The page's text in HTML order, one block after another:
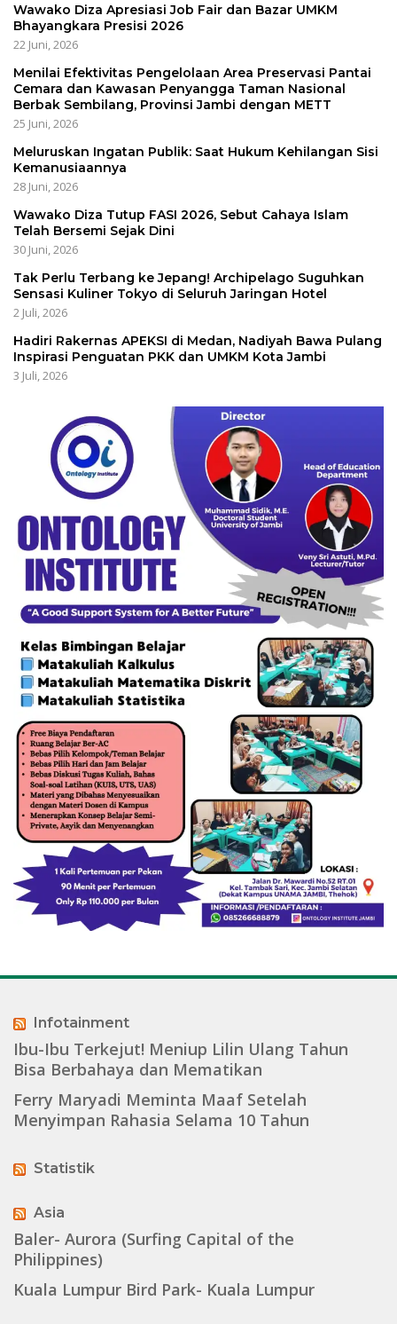
Wawako Diza Apresiasi Job Fair dan Bazar UMKM
Bhayangkara Presisi 2026
22 Juni, 2026
Menilai Efektivitas Pengelolaan Area Preservasi Pantai
Cemara dan Kawasan Penyangga Taman Nasional
Berbak Sembilang, Provinsi Jambi dengan METT
25 Juni, 2026
Meluruskan Ingatan Publik: Saat Hukum Kehilangan Sisi
Kemanusiaannya
28 Juni, 2026
Wawako Diza Tutup FASI 2026, Sebut Cahaya Islam
Telah Bersemi Sejak Dini
30 Juni, 2026
Tak Perlu Terbang ke Jepang! Archipelago Suguhkan
Sensasi Kuliner Tokyo di Seluruh Jaringan Hotel
2 Juli, 2026
Hadiri Rakernas APEKSI di Medan, Nadiyah Bawa Pulang
Inspirasi Penguatan PKK dan UMKM Kota Jambi
3 Juli, 2026
Infotainment
Ibu-Ibu Terkejut! Meniup Lilin Ulang Tahun
Bisa Berbahaya dan Mematikan
Ferry Maryadi Meminta Maaf Setelah
Menyimpan Rahasia Selama 10 Tahun
Statistik
Asia
Baler- Aurora (Surfing Capital of the
Philippines)
Kuala Lumpur Bird Park- Kuala Lumpur